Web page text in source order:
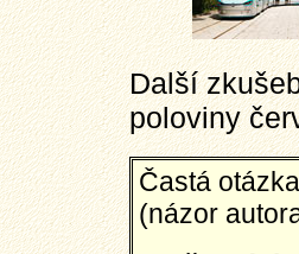
Další
poloviny
Častá
(názor